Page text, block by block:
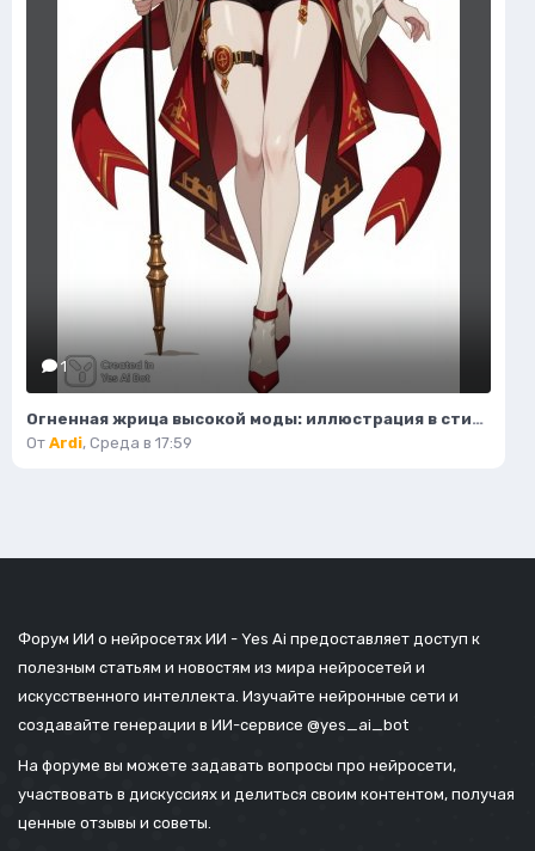
1
Огненная жрица высокой моды: иллюстрация в стиле фэнтези. Изображение из нейронной сети Flux.1
От Ardi, Среда в 17:59
Форум ИИ о нейросетях ИИ - Yes Ai предоставляет доступ к
полезным статьям и новостям из мира нейросетей и
искусственного интеллекта. Изучайте нейронные сети и
создавайте генерации в ИИ-сервисе @yes_ai_bot
На форуме вы можете задавать вопросы про нейросети,
участвовать в дискуссиях и делиться своим контентом, получая
ценные отзывы и советы.